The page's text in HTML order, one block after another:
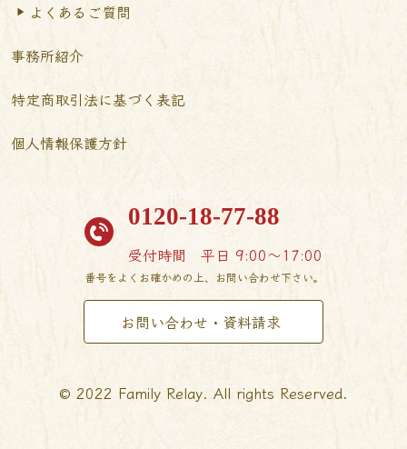
よくあるご質問
事務所紹介
特定商取引法に基づく表記
個人情報保護方針
0120-18-77-88
受付時間 平日 9:00〜17:00
番号をよくお確かめの上、お問い合わせ下さい。
お問い合わせ・資料請求
© 2022 Family Relay. All rights Reserved.